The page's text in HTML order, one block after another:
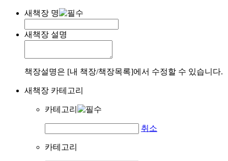
새책장 명
새책장 설명
책장설명은 [내 책장/책장목록]에서 수정할 수 있습니다.
새책장 카테고리
카테고리
취소
카테고리